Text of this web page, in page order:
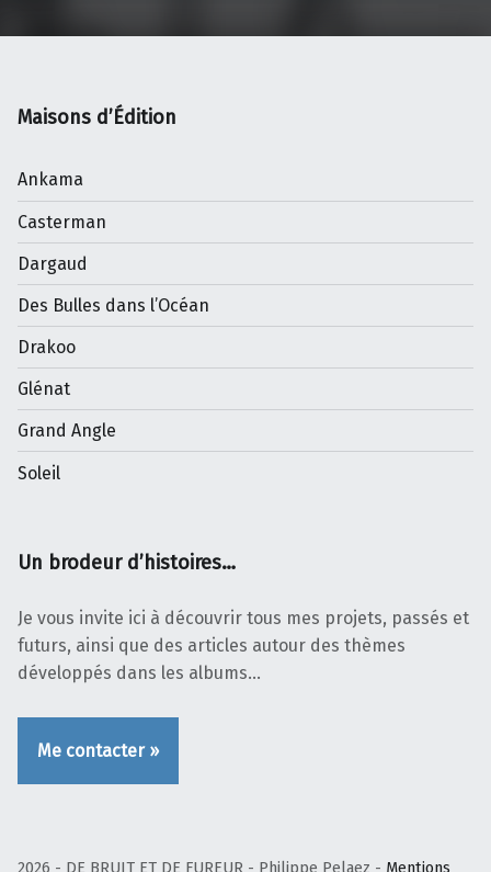
Maisons d’Édition
Ankama
Casterman
Dargaud
Des Bulles dans l’Océan
Drakoo
Glénat
Grand Angle
Soleil
Un brodeur d’histoires…
Je vous invite ici à découvrir tous mes projets, passés et
futurs, ainsi que des articles autour des thèmes
développés dans les albums…
Me contacter »
2026 - DE BRUIT ET DE FUREUR - Philippe Pelaez - Mentions